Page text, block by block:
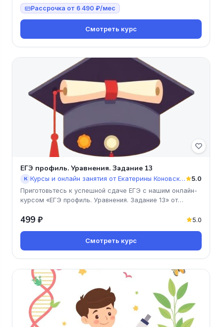
Рассрочка от 6 490 ₽/мес
Смотреть курс
ЕГЭ профиль. Уравнения. Задание 13
К Курсы и онлайн занятия от Екатерины Коновской 5.0
Приготовьтесь к успешной сдаче ЕГЭ с нашим онлайн-
курсом «ЕГЭ профиль. Уравнения. Задание 13» от
499 ₽ 5.0
Смотреть курс